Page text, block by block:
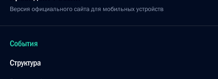
Версия официального сайта для мобильных устройств
События
Структура